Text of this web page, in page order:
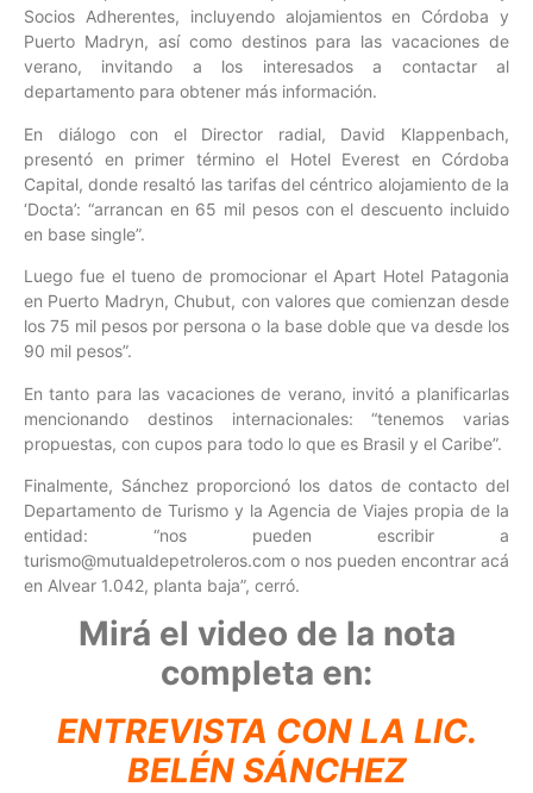
Socios Adherentes, incluyendo alojamientos en Córdoba y
Puerto Madryn, así como destinos para las vacaciones de
verano, invitando a los interesados a contactar al
departamento para obtener más información.
En diálogo con el Director radial, David Klappenbach,
presentó en primer término el Hotel Everest en Córdoba
Capital, donde resaltó las tarifas del céntrico alojamiento de la
‘Docta’: “arrancan en 65 mil pesos con el descuento incluido
en base single”.
Luego fue el tueno de promocionar el Apart Hotel Patagonia
en Puerto Madryn, Chubut, con valores que comienzan desde
los 75 mil pesos por persona o la base doble que va desde los
90 mil pesos”.
En tanto para las vacaciones de verano, invitó a planificarlas
mencionando destinos internacionales: “tenemos varias
propuestas, con cupos para todo lo que es Brasil y el Caribe”.
Finalmente, Sánchez proporcionó los datos de contacto del
Departamento de Turismo y la Agencia de Viajes propia de la
entidad: “nos pueden escribir a
turismo@mutualdepetroleros.com o nos pueden encontrar acá
en Alvear 1.042, planta baja”, cerró.
Mirá el video de la nota
completa en:
ENTREVISTA CON LA LIC.
BELÉN SÁNCHEZ